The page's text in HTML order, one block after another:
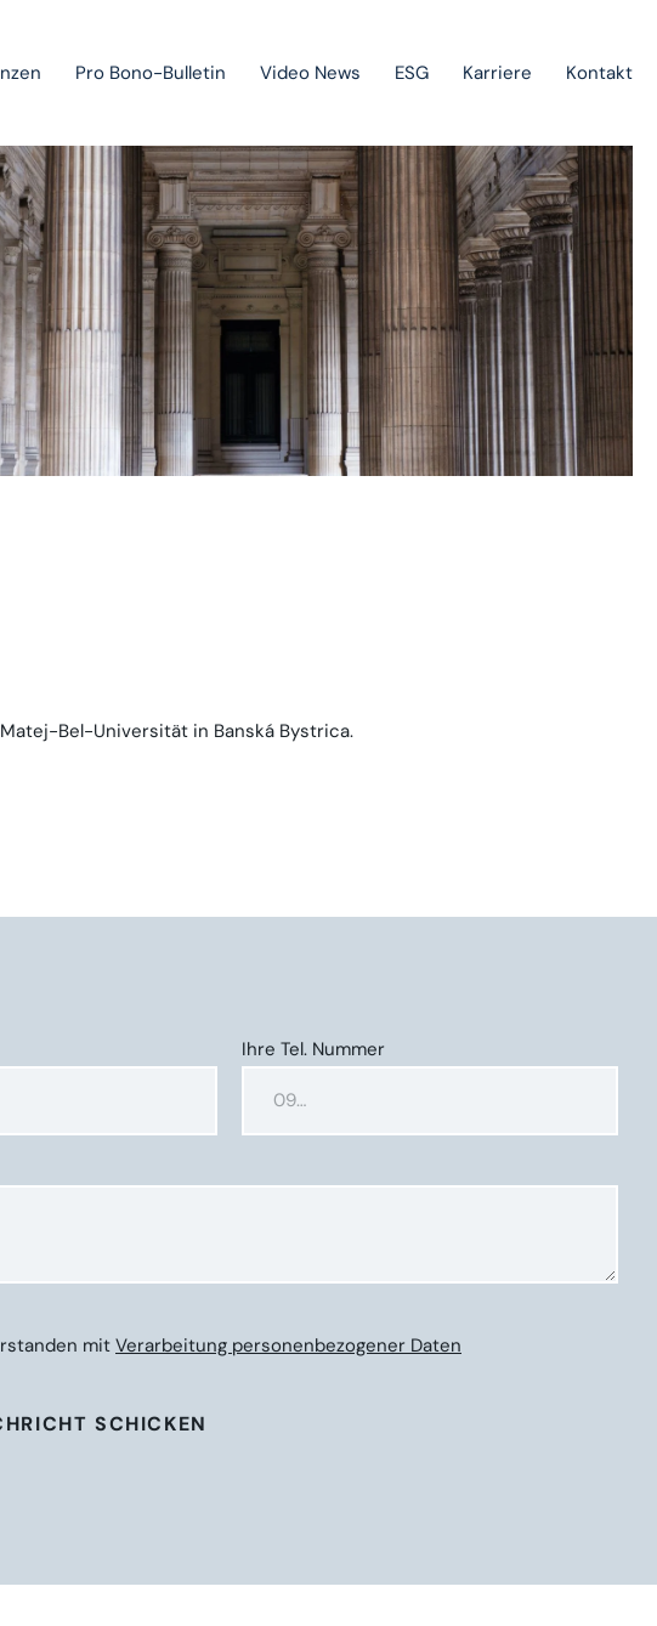
Geltendmachung von Forderungen und Insolvenzverfahren
Staatliche Beihilfen, Projektfinanzierung und
Investitionsförderungen
Europarecht
Immaterialgüterrecht
Green-field & brown-field projects
Pro Bono-Bulletin Video News ESG Karriere Kontakt
Bel-Universität in Banská Bystrica.
Ihre Tel. Nummer
mit Verarbeitung personenbezogener Daten
SCHICKEN